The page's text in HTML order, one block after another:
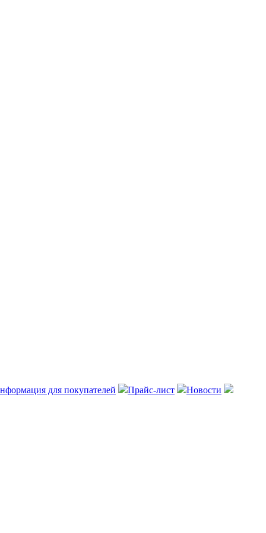
для покупателей Прайс-лист Новости